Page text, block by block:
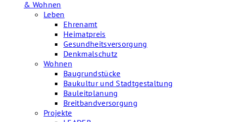
& Wohnen
Leben
Ehrenamt
Heimatpreis
Gesundheitsversorgung
Denkmalschutz
Wohnen
Baugrundstücke
Baukultur und Stadtgestaltung
Bauleitplanung
Breitbandversorgung
Projekte